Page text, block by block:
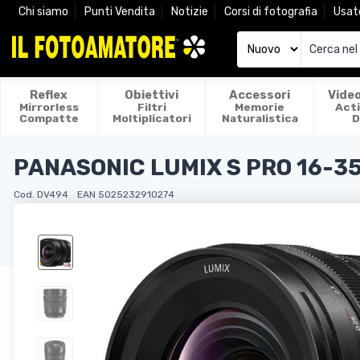
Chi siamo Punti Vendita Notizie Corsi di fotografia
Reflex
Mirrorless
Compatte
Obiettivi
Filtri
Moltiplicatori
Accessori
Memorie
Naturalistica
PANASONIC LUMIX S PRO 16-
Cod. DV494 EAN 5025232910274